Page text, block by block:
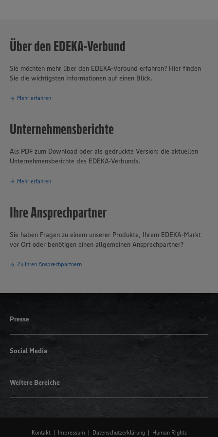
Remy (geb. 1987) leiten die Geschäfte der Unternehmensgruppe.
mehrerer EDEKA-Märkte in der Oberpfalz, Stefan Legat.
Über den EDEKA-Verbund
Sie möchten mehr über den EDEKA-Verbund erfahren? Hier finden
Sie die wichtigsten Informationen auf einen Blick.
Mehr erfahren
Unternehmensberichte
Als PDF zum Download oder als gedruckte Version: die aktuellen
Unternehmensberichte des EDEKA-Verbunds.
Mehr erfahren
Ihre Ansprechpartner
Sie haben Fragen zu einem unserer Produkte, Ihrem EDEKA-Markt
vor Ort oder benötigen einen allgemeinen Ansprechpartner?
Zu Ihren Ansprechpartnern
Presse
Social Media
Weitere Bereiche
Kontakt Impressum Datenschutzerklärung Human Rights